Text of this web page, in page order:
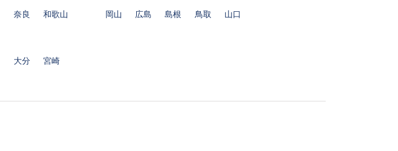
奈良 和歌山 岡山 広島 島根 鳥取 山口
大分 宮崎